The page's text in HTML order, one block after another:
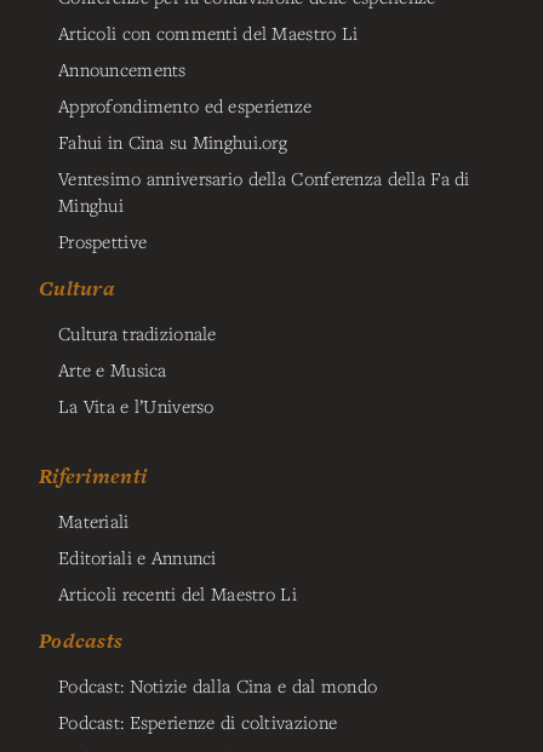
Articoli con commenti del Maestro Li
Announcements
Approfondimento ed esperienze
Fahui in Cina su Minghui.org
Ventesimo anniversario della Conferenza della Fa di
Minghui
Prospettive
Cultura
Cultura tradizionale
Arte e Musica
La Vita e l’Universo
Riferimenti
Materiali
Editoriali e Annunci
Articoli recenti del Maestro Li
Podcasts
Podcast: Notizie dalla Cina e dal mondo
Podcast: Esperienze di coltivazione